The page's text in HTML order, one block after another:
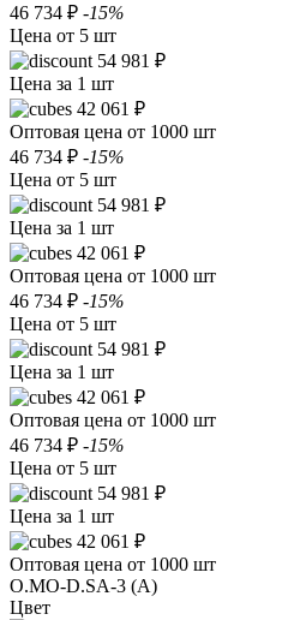
46 734 ₽ -15%
Цена от 5 шт
54 981 ₽
Цена за 1 шт
42 061 ₽
Оптовая цена от 1000 шт
46 734 ₽ -15%
Цена от 5 шт
54 981 ₽
Цена за 1 шт
42 061 ₽
Оптовая цена от 1000 шт
46 734 ₽ -15%
Цена от 5 шт
54 981 ₽
Цена за 1 шт
42 061 ₽
Оптовая цена от 1000 шт
46 734 ₽ -15%
Цена от 5 шт
54 981 ₽
Цена за 1 шт
42 061 ₽
Оптовая цена от 1000 шт
O.MO-D.SA-3 (A)
Цвет